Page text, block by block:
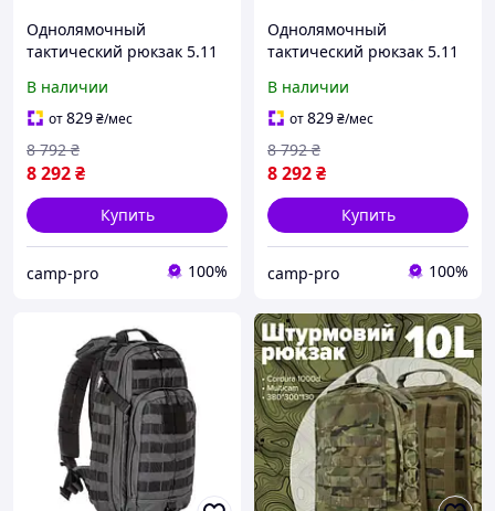
Однолямочный
тактический рюкзак 5.11
Kangaroo штурмовой
рюкзак с системой MOLLE
для военных, туризма и
EDC
В наличии
от829₴/мес
8 292₴
8 792 ₴
Купить
camp-pro 100%
Однолямочный
тактический рюкзак 5.11
штурмовой рюкзак с
системой MOLLE для
военных, туризма и EDC
В наличии
от829₴/мес
8 292₴
8 792 ₴
Купить
camp-pro 100%